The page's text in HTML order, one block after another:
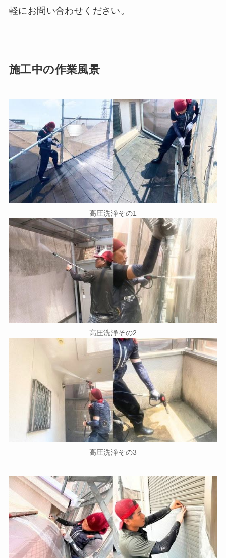
軽にお問い合わせください。
施工中の作業風景
高圧洗浄その1
高圧洗浄その2
高圧洗浄その3